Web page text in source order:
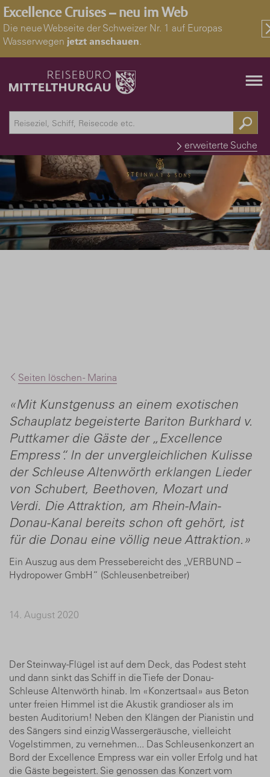
Excellence Cruises – neu im Web
Die neue Webseite der Schweizer Nr. 1 auf Europas
Wasserwegen jetzt anschauen.
erweiterte Suche
Seiten löschen - Marina
«Mit Kunstgenuss an einem exotischen
Schauplatz begeisterte Bariton Burkhard v.
Puttkamer die Gäste der „Excellence
Empress“. In der unvergleichlichen Kulisse
der Schleuse Altenwörth erklangen Lieder
von Schubert, Beethoven, Mozart und
Verdi. Die Attraktion, am Rhein-Main-
Donau-Kanal bereits schon oft gehört, ist
für die Donau eine völlig neue Attraktion.»
Ein Auszug aus dem Pressebereicht des „VERBUND –
Hydropower GmbH“ (Schleusenbetreiber)
14. August 2020
Der Steinway-Flügel ist auf dem Deck, das Podest steht
und dann sinkt das Schiff in die Tiefe der Donau-
Schleuse Altenwörth hinab. Im «Konzertsaal» aus Beton
unter freien Himmel ist die Akustik grandioser als im
besten Auditorium! Neben den Klängen der Pianistin und
des Sängers sind einzig Wassergeräusche, vielleicht
Vogelstimmen, zu vernehmen... Das Schleusenkonzert an
Bord der Excellence Empress war ein voller Erfolg und hat
die Gäste begeistert. Sie genossen das Konzert vom